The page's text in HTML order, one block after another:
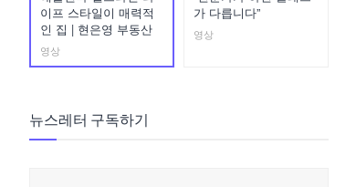
이프 스타일이 매력적
인 집 | 현은영 부동산
영상
가 다릅니다”
영상
뉴스레터 구독하기